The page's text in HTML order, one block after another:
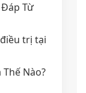
Từ
trị tại
Nào?